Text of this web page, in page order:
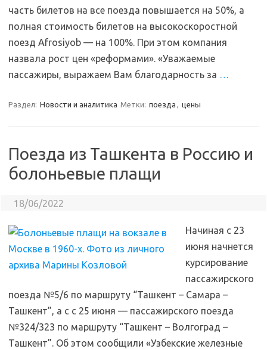
часть билетов на все поезда повышается на 50%, а
полная стоимость билетов на высокоскоростной
поезд Afrosiyob — на 100%. При этом компания
назвала рост цен «реформами». «Уважаемые
пассажиры, выражаем Вам благодарность за …
Раздел: Новости и аналитика Метки: поезда , цены
Поезда из Ташкента в Россию и
болоньевые плащи
18/06/2022
Начиная с 23
июня начнется
курсирование
пассажирского
поезда №5/6 по маршруту “Ташкент – Самара –
Ташкент”, а с с 25 июня — пассажирского поезда
№324/323 по маршруту “Ташкент – Волгоград –
Ташкент”. Об этом сообщили «Узбекские железные